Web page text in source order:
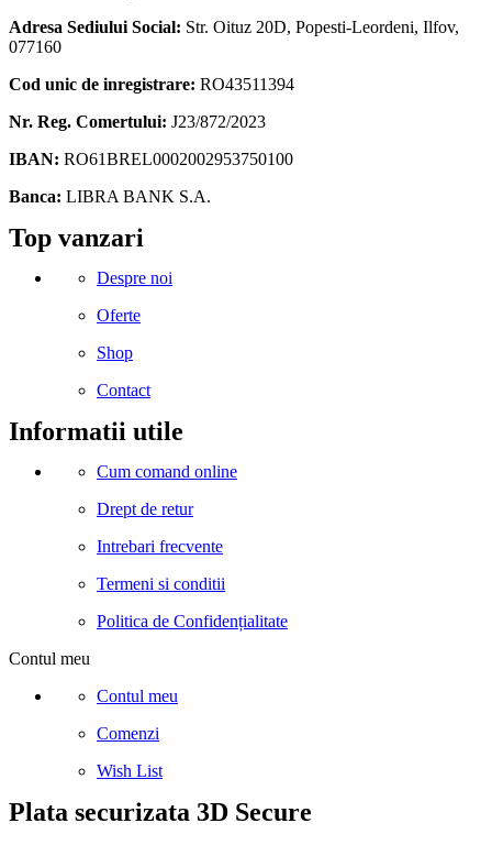
Adresa Sediului Social: Str. Oituz 20D, Popesti-Leordeni, Ilfov,
077160
Cod unic de inregistrare: RO43511394
Nr. Reg. Comertului: J23/872/2023
IBAN: RO61BREL0002002953750100
Banca: LIBRA BANK S.A.
Facebook
Instagram
Linkedin
Snapchat
Tik-
tok
Telegram
Top vanzari
Despre noi
Oferte
Shop
Contact
Informatii utile
Cum comand online
Drept de retur
Intrebari frecvente
Termeni si conditii
Politica de Confidențialitate
Contul meu
Contul meu
Comenzi
Wish List
Plata securizata 3D Secure